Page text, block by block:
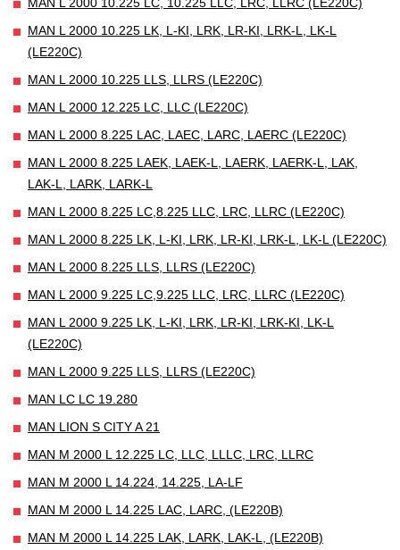
MAN L 2000 10.225 LK, L-KI, LRK, LR-KI, LRK-L, LK-L
(LE220C)
MAN L 2000 10.225 LLS, LLRS (LE220C)
MAN L 2000 12.225 LC, LLC (LE220C)
MAN L 2000 8.225 LAC, LAEC, LARC, LAERC (LE220C)
MAN L 2000 8.225 LAEK, LAEK-L, LAERK, LAERK-L, LAK,
LAK-L, LARK, LARK-L
MAN L 2000 8.225 LC,8.225 LLC, LRC, LLRC (LE220C)
MAN L 2000 8.225 LK, L-KI, LRK, LR-KI, LRK-L, LK-L (LE220C)
MAN L 2000 8.225 LLS, LLRS (LE220C)
MAN L 2000 9.225 LC,9.225 LLC, LRC, LLRC (LE220C)
MAN L 2000 9.225 LK, L-KI, LRK, LR-KI, LRK-KI, LK-L
(LE220C)
MAN L 2000 9.225 LLS, LLRS (LE220C)
MAN LC LC 19.280
MAN LION S CITY A 21
MAN M 2000 L 12.225 LC, LLC, LLLC, LRC, LLRC
MAN M 2000 L 14.224, 14.225, LA-LF
MAN M 2000 L 14.225 LAC, LARC, (LE220B)
MAN M 2000 L 14.225 LAK, LARK, LAK-L, (LE220B)